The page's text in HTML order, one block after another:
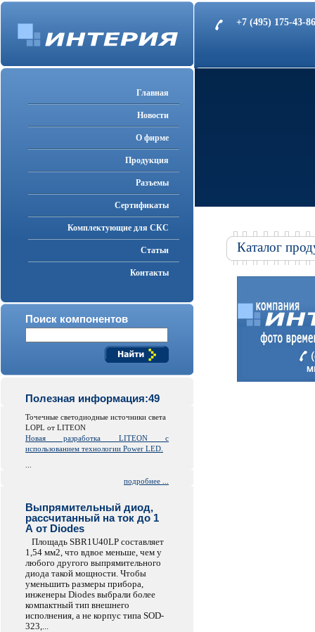
+7 (495) 175-43-
Главная
Новости
О фирме
Продукция
Разъемы
Cертификаты
Комплектующие для СКС
Статьи
Контакты
Поиск компонентов
Полезная информация:49
Точечные светодиодные источники света
LOPL от LITEON
Новая разработка LITEON с
использованием технологии Power LED.
подробнее ...
Выпрямительный диод,
рассчитанный на ток до 1
А от Diodes
Площадь SBR1U40LP составляет
1,54 мм2, что вдвое меньше, чем у
любого другого выпрямительного
диода такой мощности. Чтобы
уменьшить размеры прибора,
инженеры Diodes выбрали более
компактный тип внешнего
исполнения, а не корпус типа SOD-
323,...
Каталог